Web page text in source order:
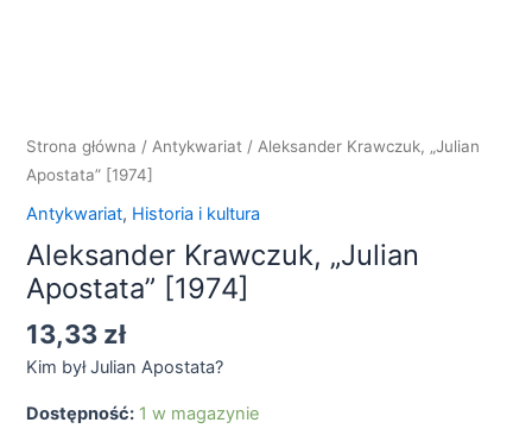
Strona główna / Antykwariat / Aleksander Krawczuk, „Julian
Apostata” [1974]
Antykwariat, Historia i kultura
Aleksander Krawczuk, „Julian
Apostata” [1974]
13,33 zł
Kim był Julian Apostata?
Dostępność: 1 w magazynie